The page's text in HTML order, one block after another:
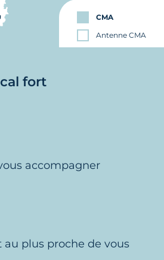
CMA
Antenne CMA
fort
accompagner
au plus proche de vous